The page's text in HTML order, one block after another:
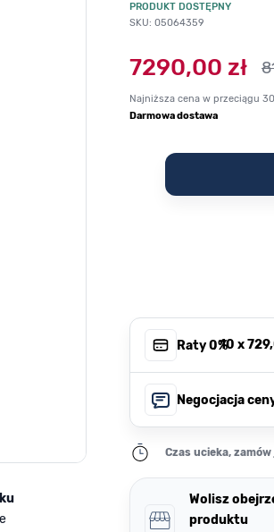
PRODUKT DOSTĘPNY
SKU: 05064359
7290,00 zł
Najniższa cena w przeciągu
Darmowa dostawa
Raty 0%, 10 x
Negocjacja
Czas ucieka,
Wolisz
produktu